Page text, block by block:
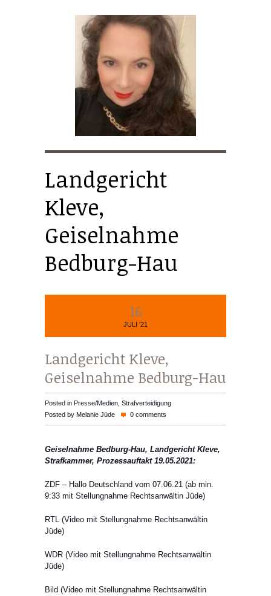
Landgericht
Kleve,
Geiselnahme
Bedburg-Hau
16
JULI '21
Landgericht Kleve,
Geiselnahme Bedburg-Hau
Posted in Presse/Medien Strafverteidigung
Posted by Melanie Jüde 0 comments
Geiselnahme Bedburg-Hau, Landgericht Kleve,
Strafkammer, Prozessauftakt 19.05.2021:
ZDF – Hallo Deutschland vom 07.06.21 (ab min.
9:33 mit Stellungnahme Rechtsanwältin Jüde)
RTL (Video mit Stellungnahme Rechtsanwältin
Jüde)
WDR (Video mit Stellungnahme Rechtsanwältin
Jüde)
Bild (Video mit Stellungnahme Rechtsanwältin